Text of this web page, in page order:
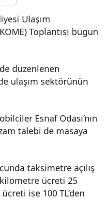
Ulaşım
Toplantısı bugün
düzenlenen
ulaşım sektörünün
Esnaf Odası’nın
talebi de masaya
taksimetre açılış
kilometre ücreti 25
ise 100 TL’den